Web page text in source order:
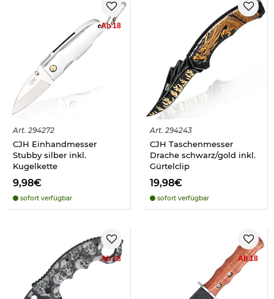
Ab 18
Art. 294272
CJH Einhandmesser
Stubby silber inkl.
Kugelkette
9,98€
sofort verfügbar
Art. 294243
CJH Taschenmesser
Drache schwarz/gold inkl.
Gürtelclip
19,98€
sofort verfügbar
Ab 18 Ab 18